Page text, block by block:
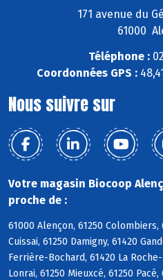
171 avenue du
61000
Téléphone :
Coordonnées GPS :
Nous suivre sur
Votre magasin Biocoop
proche de :
61000 Alençon, 61250 Colombiers,
Cuissai, 61250 Damigny, 61420
Ferrière-Bochard, 61420 La
Lonrai, 61250 Mieuxcé, 61250